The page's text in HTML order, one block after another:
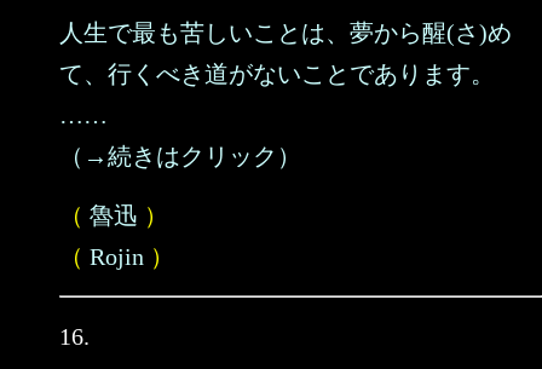
人生で最も苦しいことは、夢から醒(さ)め
て、行くべき道がないことであります。
……
（→続きはクリック）
（ 魯迅 ）
（ Rojin ）
16.